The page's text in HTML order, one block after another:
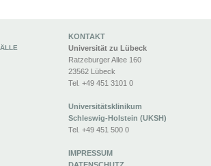
KONTAKT
Universität zu Lübeck
Ratzeburger Allee 160
23562 Lübeck
Tel. +49 451 3101 0
Universitätsklinikum
Schleswig-Holstein (UKSH)
Tel. +49 451 500 0
IMPRESSUM